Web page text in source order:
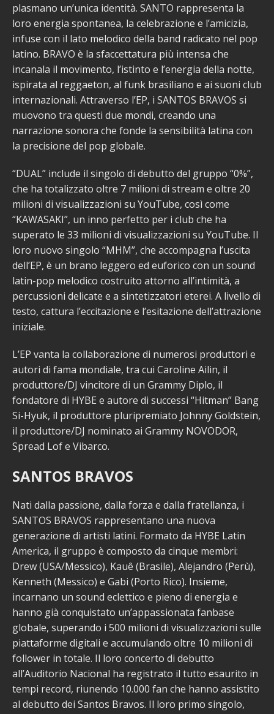
plasmano un’unica identità. SANTO rappresenta la
loro energia spontanea, la celebrazione e l’amicizia,
infuse con il lato melodico della band radicato nel pop
latino. BRAVO è la sfaccettatura più intensa che
incanala il movimento, l’istinto e l’energia della notte,
ispirata al reggaeton, al funk brasiliano e ai suoni club
internazionali. Attraverso l’EP, i SANTOS BRAVOS si
muovono tra questi due mondi, creando una
narrazione sonora che fonde la sensibilità latina con
la precisione del pop globale.
“DUAL” include il singolo di debutto del gruppo “0%”,
che ha totalizzato oltre 7 milioni di stream e oltre 20
milioni di visualizzazioni su YouTube, così come
“KAWASAKI”, un inno perfetto per i club che ha
superato le 33 milioni di visualizzazioni su YouTube. Il
loro nuovo singolo “MHM”, che accompagna l’uscita
dell’EP, è un brano leggero ed euforico con un sound
latin-pop melodico costruito attorno all’intimità, a
percussioni delicate e a sintetizzatori eterei. A livello di
testo, cattura l’eccitazione e l’esitazione dell’attrazione
iniziale.
L’EP vanta la collaborazione di numerosi produttori e
autori di fama mondiale, tra cui Caroline Ailin, il
produttore/DJ vincitore di un Grammy Diplo, il
fondatore di HYBE e autore di successi “Hitman” Bang
Si-Hyuk, il produttore pluripremiato Johnny Goldstein,
il produttore/DJ nominato ai Grammy NOVODOR,
Spread Lof e Vibarco.
SANTOS BRAVOS
Nati dalla passione, dalla forza e dalla fratellanza, i
SANTOS BRAVOS rappresentano una nuova
generazione di artisti latini. Formato da HYBE Latin
America, il gruppo è composto da cinque membri:
Drew (USA/Messico), Kauê (Brasile), Alejandro (Perù),
Kenneth (Messico) e Gabi (Porto Rico). Insieme,
incarnano un sound eclettico e pieno di energia e
hanno già conquistato un’appassionata fanbase
globale, superando i 500 milioni di visualizzazioni sulle
piattaforme digitali e accumulando oltre 10 milioni di
follower in totale. Il loro concerto di debutto
all’Auditorio Nacional ha registrato il tutto esaurito in
tempi record, riunendo 10.000 fan che hanno assistito
al debutto dei Santos Bravos. Il loro primo singolo,